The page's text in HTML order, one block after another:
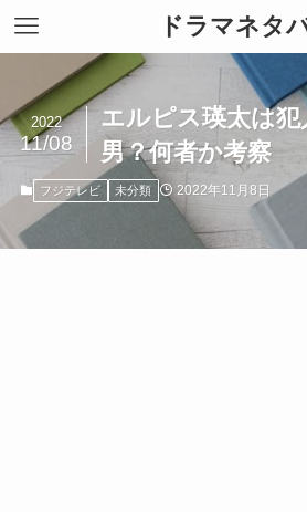
ドラマネタ
エルピス瑛太は
男？何者か考察
2022
11/08
フジテレビ 未分類 2022年11月8日